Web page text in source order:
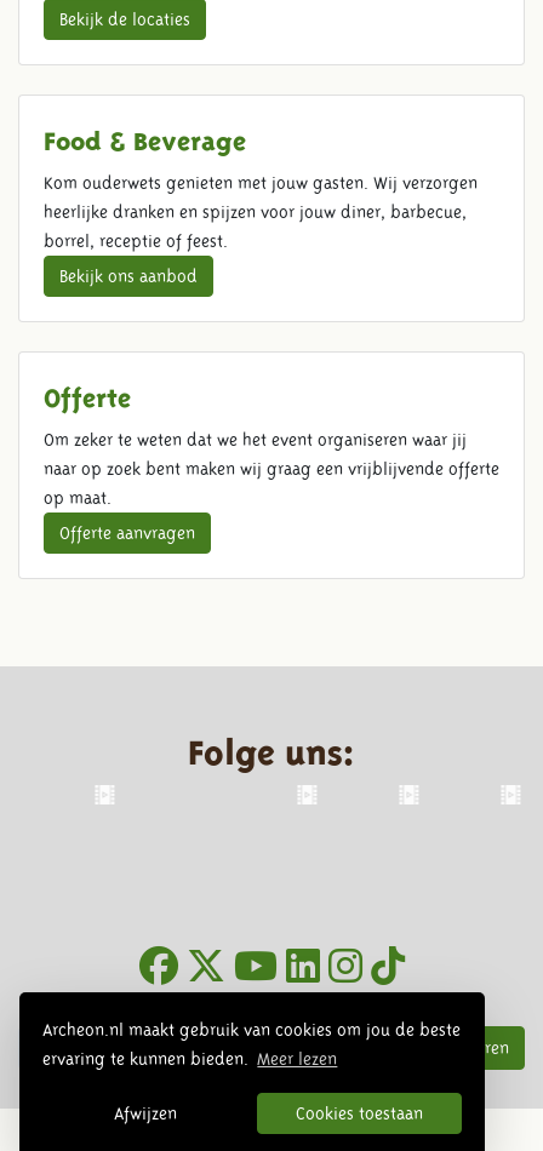
Archeon.nl maakt gebruik van cookies om jou de beste
ervaring te kunnen bieden.
Meer lezen
Afwijzen Cookies toestaan
Bekijk de locaties
Food & Beverage
Kom ouderwets genieten met jouw gasten. Wij verzorgen
heerlijke dranken en spijzen voor jouw diner, barbecue,
borrel, receptie of feest.
Bekijk ons aanbod
Offerte
Om zeker te weten dat we het event organiseren waar jij
naar op zoek bent maken wij graag een vrijblijvende offerte
op maat.
Offerte aanvragen
Folge uns:
Abonnieren